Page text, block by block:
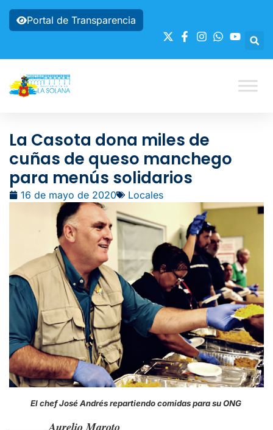
Portal de Transparencia
La Casota dona miles de
cuñas de queso manchego
para menús solidarios
16 de mayo de 2020 Locales
El chef José Andrés repartiendo comidas para su ONG